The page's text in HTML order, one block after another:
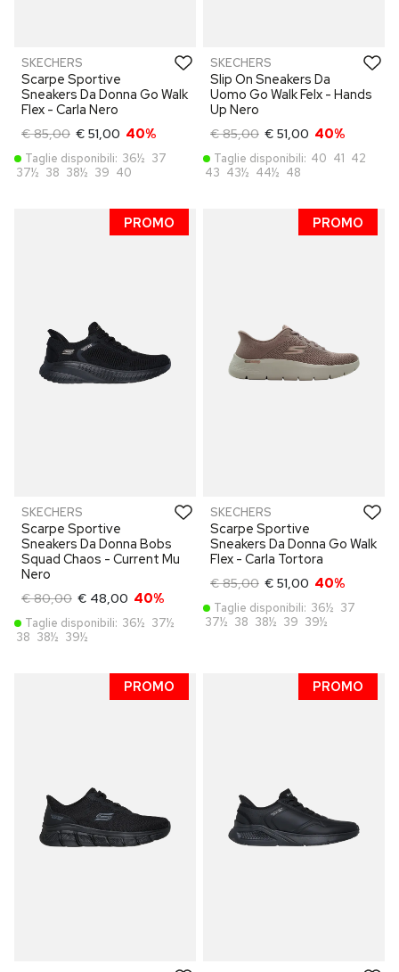
SKECHERS
Scarpe Sportive
Sneakers Da Donna Go Walk
Flex - Carla Nero
€ 85,00 € 51,00 40%
Taglie disponibili: 36½ 37
37½ 38 38½ 39 40
SKECHERS
Slip On Sneakers Da
Uomo Go Walk Felx - Hands
Up Nero
€ 85,00 € 51,00 40%
Taglie disponibili: 40 41 42
43 43½ 44½ 48
PROMO
SKECHERS
Scarpe Sportive
Sneakers Da Donna Bobs
Squad Chaos - Current Mu
Nero
€ 80,00 € 48,00 40%
Taglie disponibili: 36½ 37½
38 38½ 39½
PROMO
SKECHERS
Scarpe Sportive
Sneakers Da Donna Go Walk
Flex - Carla Tortora
€ 85,00 € 51,00 40%
Taglie disponibili: 36½ 37
37½ 38 38½ 39 39½
PROMO PROMO